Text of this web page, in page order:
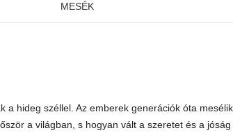
MESÉK
a hideg széllel. Az emberek generációk óta mesélik
a világban, s hogyan vált a szeretet és a jóság